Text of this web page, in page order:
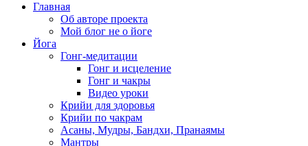
Главная
Об авторе проекта
Мой блог не о йоге
Йога
Гонг-медитации
Гонг и исцеление
Гонг и чакры
Видео уроки
Крийи для здоровья
Крийи по чакрам
Асаны, Мудры, Бандхи, Пранаямы
Мантры